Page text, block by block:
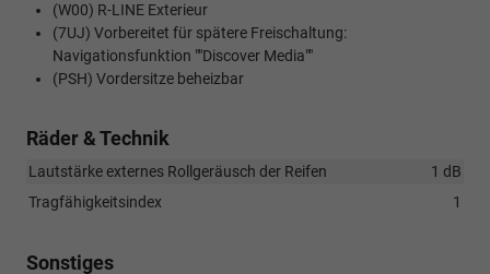
(W00) R-LINE Exterieur
(7UJ) Vorbereitet für spätere Freischaltung:
Navigationsfunktion ""Discover Media""
(PSH) Vordersitze beheizbar
Räder & Technik
Lautstärke externes Rollgeräusch der Reifen
1 dB
Tragfähigkeitsindex
1
Sonstiges